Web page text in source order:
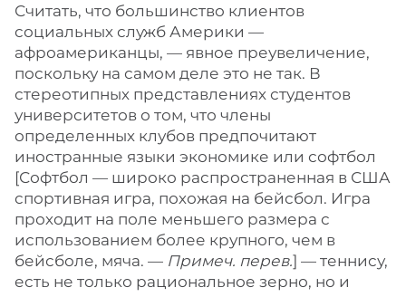
Считать, что большинство клиентов
социальных служб Америки —
афроамериканцы, — явное преувеличение,
поскольку на самом деле это не так. В
стереотипных представлениях студентов
университетов о том, что члены
определенных клубов предпочитают
иностранные языки экономике или софтбол
[Софтбол — широко распространенная в США
спортивная игра, похожая на бейсбол. Игра
проходит на поле меньшего размера с
использованием более крупного, чем в
бейсболе, мяча. — Примеч. перев.] — теннису,
есть не только рациональное зерно, но и